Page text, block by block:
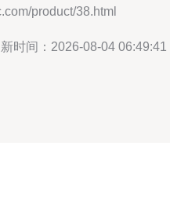
product/38.html
时间：2026-08-04 06:49:41